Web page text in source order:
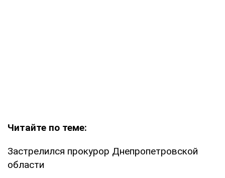
Читайте по теме:
Застрелился прокурор Днепропетровской
области